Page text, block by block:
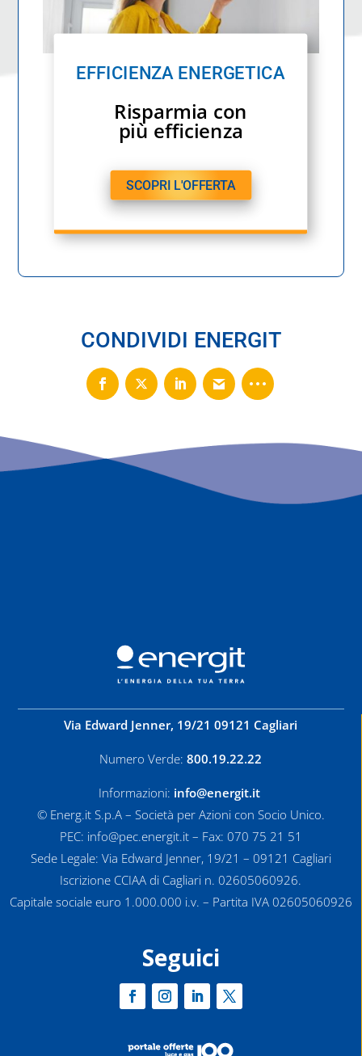
EFFICIENZA ENERGETICA
Risparmia con
più efficienza
SCOPRI L'OFFERTA
CONDIVIDI ENERGIT
Via Edward Jenner, 19/21 09121 Cagliari
Numero Verde: 800.19.22.22
Informazioni: info@energit.it
© Energ.it S.p.A – Società per Azioni con Socio Unico.
PEC: info@pec.energit.it – Fax: 070 75 21 51
Sede Legale: Via Edward Jenner, 19/21 – 09121 Cagliari
Iscrizione CCIAA di Cagliari n. 02605060926.
Capitale sociale euro 1.000.000 i.v. – Partita IVA 02605060926
Seguici